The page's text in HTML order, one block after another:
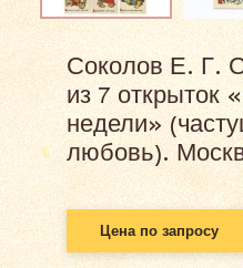
Соколов Е. Г.
из 7 открыток
недели»
любовь).
Цена по запросу